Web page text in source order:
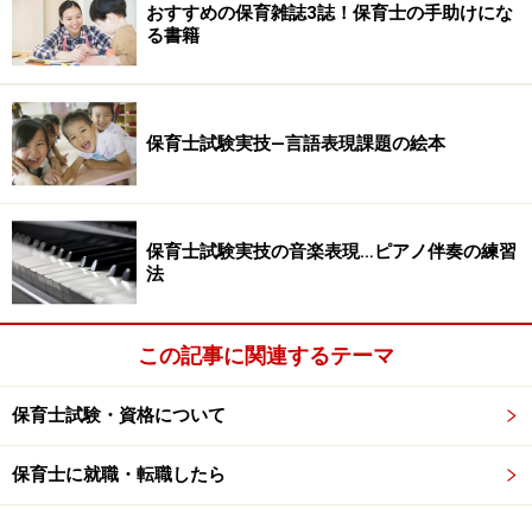
注意1：ピアノ以外の楽器は持参すること。
注意2：ギターはアンプの使用を認めないのでア
コースティックギターを用いること。カポタス
トの使用は可。
注意3：アコーディオンは独奏用を用いること。
（引用終わり）
次に、出題のねらいを確認していきましょう。
正確な演奏だけでなく、表情豊かに表現す
る
出題のねらいに沿った練習のポイントは２つ。ひとつは
基礎的な正確さ、もうひとつは
おすすめの保育雑誌3誌！保育士の手助けにな
る書籍
保育士試験実技―言語表現課題の絵本
保育士試験実技の音楽表現…ピアノ伴奏の練習
法
この記事に関連するテーマ
保育士試験・資格について
保育士に就職・転職したら